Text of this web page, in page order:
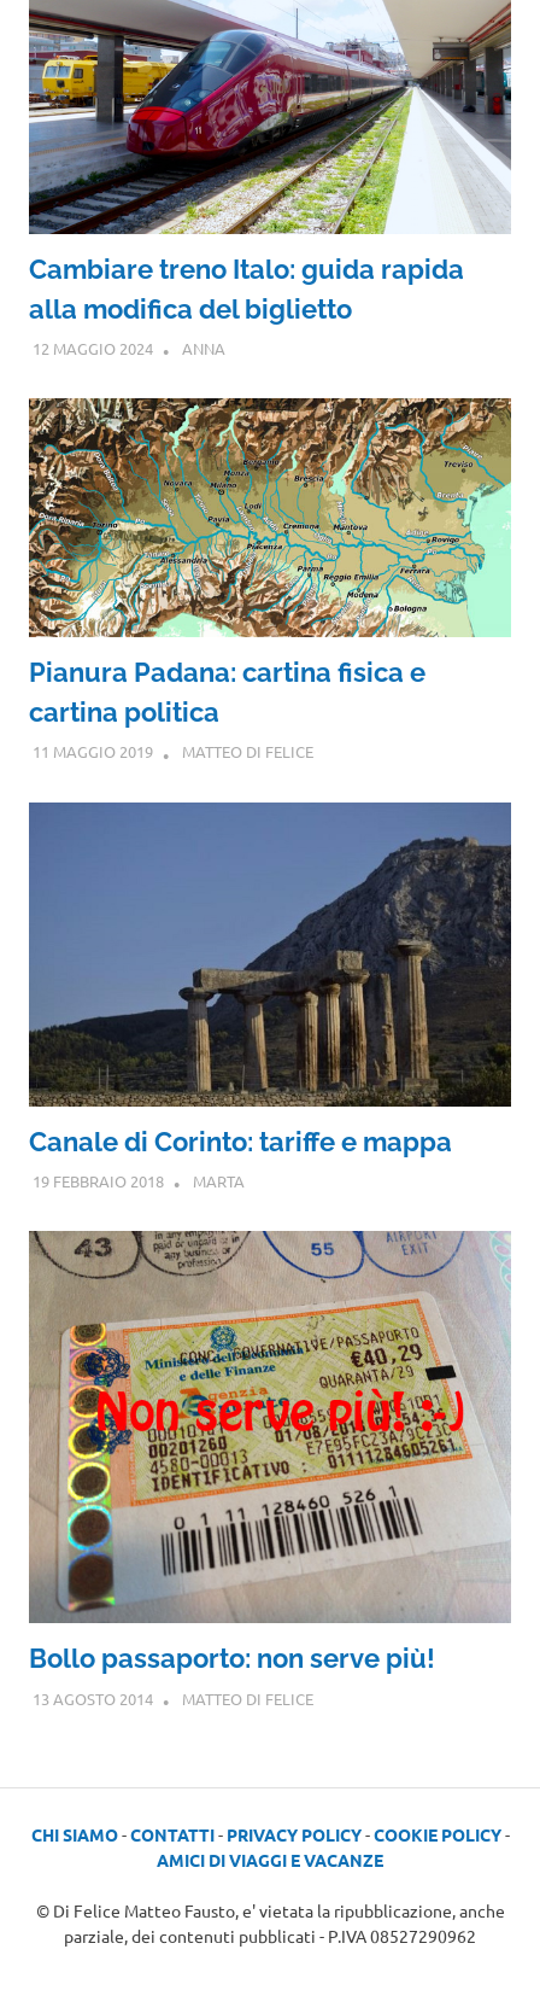
Cambiare treno Italo: guida rapida
alla modifica del biglietto
12 MAGGIO 2024 ANNA
Pianura Padana: cartina fisica e
cartina politica
11 MAGGIO 2019 MATTEO DI FELICE
Canale di Corinto: tariffe e mappa
19 FEBBRAIO 2018 MARTA
Bollo passaporto: non serve più!
13 AGOSTO 2014 MATTEO DI FELICE
CHI SIAMO-CONTATTI- PRIVACY POLICY-COOKIE POLICY-
AMICI DI VIAGGI E VACANZE
© Di Felice Matteo Fausto, e' vietata la ripubblicazione, anche
parziale, dei contenuti pubblicati - P.IVA 08527290962